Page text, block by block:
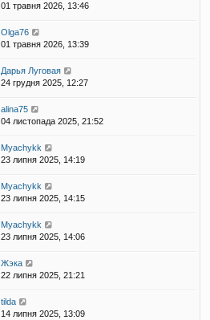
01 травня 2026, 13:46
Olga76
01 травня 2026, 13:39
Дарья Луговая
24 грудня 2025, 12:27
alina75
04 листопада 2025, 21:52
Myachykk
23 липня 2025, 14:19
Myachykk
23 липня 2025, 14:15
Myachykk
23 липня 2025, 14:06
Жэка
22 липня 2025, 21:21
tilda
14 липня 2025, 13:09